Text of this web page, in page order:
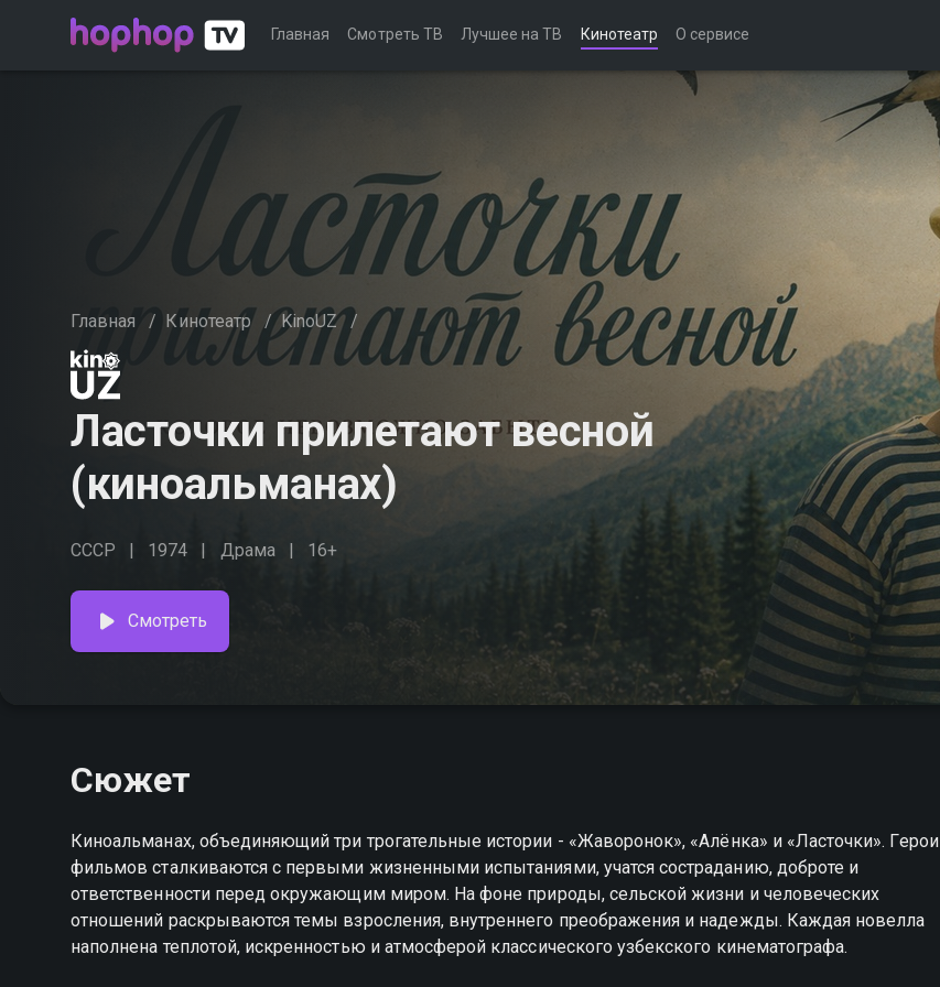
Главная Смотреть ТВ Лучшее на ТВ Кинотеатр О сервисе
Главная / Кинотеатр / KinoUZ /
Ласточки прилетают весной
(киноальманах)
СССР 1974 Драма 16+
Смотреть
Сюжет
Киноальманах, объединяющий три трогательные истории - «Жаворонок», «Алёнка» и «Ласточки». Герои
фильмов сталкиваются с первыми жизненными испытаниями, учатся состраданию, доброте и
ответственности перед окружающим миром. На фоне природы, сельской жизни и человеческих
отношений раскрываются темы взросления, внутреннего преображения и надежды. Каждая новелла
наполнена теплотой, искренностью и атмосферой классического узбекского кинематографа.